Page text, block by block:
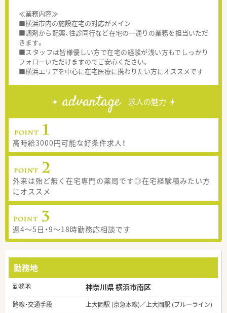
≪業務内容≫
■横浜市内の施設在宅の対応がメイン
■調剤から配薬、往診同行など在宅の一通りの業務を担当いただ
きます。
■スタッフは皆様優しい方で在宅の経験が浅い方もでしっかり
フォローいただけますのでご安心ください。
■横浜エリアを中心に在宅医療に携わりたい方にオススメです
advantage 求人の魅力
高時給3000円可能な好条件求人！
外来は殆ど無く在宅専門の薬局です◎在宅経験積みたい方
にオススメ
週4～5日・9～18時勤務応相談です
勤務地
勤務地 神奈川県 横浜市南区
路線・交通手段
上大岡駅 (京急本線)／上大岡駅 (ブルーライン)